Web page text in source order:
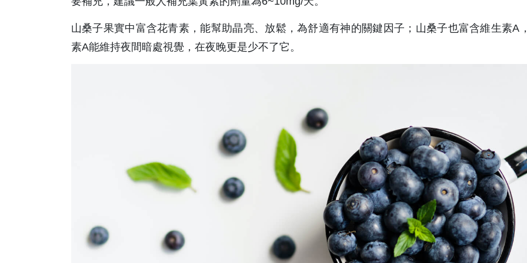
山桑子果實中富含花青素，能幫助晶亮、放鬆，為舒適有神的關鍵因子；山桑子也富含維生素A
素A能維持夜間暗處視覺，在夜晚更是少不了它。